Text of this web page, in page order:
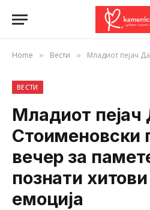
Home » Вести » Младиот пејач Дамјан Стоименовски
ВЕСТИ
Младиот пејач
Стоименовски
вечер за
познати
емоција